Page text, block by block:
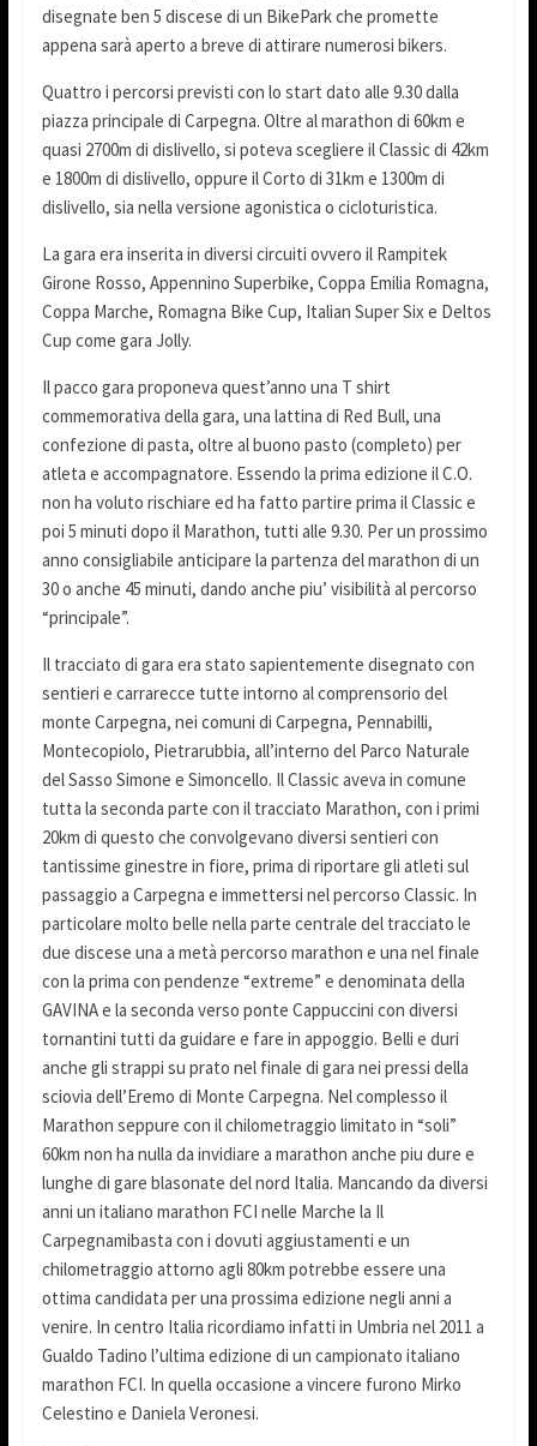
disegnate ben 5 discese di un BikePark che promette
appena sarà aperto a breve di attirare numerosi bikers.
Quattro i percorsi previsti con lo start dato alle 9.30 dalla
piazza principale di Carpegna. Oltre al marathon di 60km e
quasi 2700m di dislivello, si poteva scegliere il Classic di 42km
e 1800m di dislivello, oppure il Corto di 31km e 1300m di
dislivello, sia nella versione agonistica o cicloturistica.
La gara era inserita in diversi circuiti ovvero il Rampitek
Girone Rosso, Appennino Superbike, Coppa Emilia Romagna,
Coppa Marche, Romagna Bike Cup, Italian Super Six e Deltos
Cup come gara Jolly.
Il pacco gara proponeva quest’anno una T shirt
commemorativa della gara, una lattina di Red Bull, una
confezione di pasta, oltre al buono pasto (completo) per
atleta e accompagnatore. Essendo la prima edizione il C.O.
non ha voluto rischiare ed ha fatto partire prima il Classic e
poi 5 minuti dopo il Marathon, tutti alle 9.30. Per un prossimo
anno consigliabile anticipare la partenza del marathon di un
30 o anche 45 minuti, dando anche piu’ visibilità al percorso
“principale”.
Il tracciato di gara era stato sapientemente disegnato con
sentieri e carrarecce tutte intorno al comprensorio del
monte Carpegna, nei comuni di Carpegna, Pennabilli,
Montecopiolo, Pietrarubbia, all’interno del Parco Naturale
del Sasso Simone e Simoncello. Il Classic aveva in comune
tutta la seconda parte con il tracciato Marathon, con i primi
20km di questo che convolgevano diversi sentieri con
tantissime ginestre in fiore, prima di riportare gli atleti sul
passaggio a Carpegna e immettersi nel percorso Classic. In
particolare molto belle nella parte centrale del tracciato le
due discese una a metà percorso marathon e una nel finale
con la prima con pendenze “extreme” e denominata della
GAVINA e la seconda verso ponte Cappuccini con diversi
tornantini tutti da guidare e fare in appoggio. Belli e duri
anche gli strappi su prato nel finale di gara nei pressi della
sciovia dell’Eremo di Monte Carpegna. Nel complesso il
Marathon seppure con il chilometraggio limitato in “soli”
60km non ha nulla da invidiare a marathon anche piu dure e
lunghe di gare blasonate del nord Italia. Mancando da diversi
anni un italiano marathon FCI nelle Marche la Il
Carpegnamibasta con i dovuti aggiustamenti e un
chilometraggio attorno agli 80km potrebbe essere una
ottima candidata per una prossima edizione negli anni a
venire. In centro Italia ricordiamo infatti in Umbria nel 2011 a
Gualdo Tadino l’ultima edizione di un campionato italiano
marathon FCI. In quella occasione a vincere furono Mirko
Celestino e Daniela Veronesi.